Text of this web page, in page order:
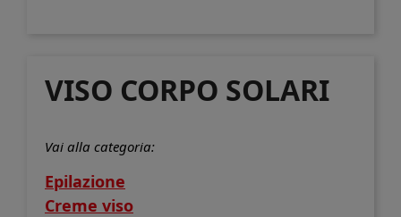
VISO CORPO SOLARI
Vai alla categoria:
Epilazione
Creme viso